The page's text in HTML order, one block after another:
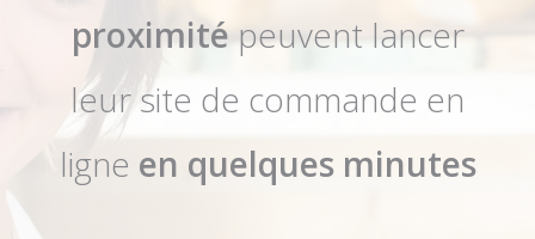
proximité peuvent lancer
leur site de commande en
ligne en quelques minutes